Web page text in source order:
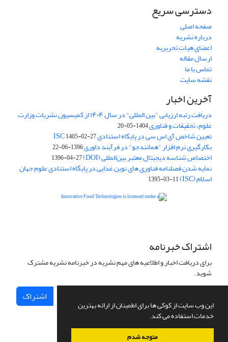
این وب سایت از کوکی ها برای اطمینان از ارائه بهترین
خدمات استفاده می کند.
متوجه شدم
دسترسی سریع
صفحه اصلی
درباره نشریه
اعضای هیات تحریریه
ارسال مقاله
تماس با ما
نقشه سایت
آخرین اخبار
دریافت رتبه ارزیابی "بین المللی" در سال ۱۴۰۴ از کمیسیون نشریات وزارت
علوم، تحقیقات و فناوری1404-05-20
تعیین شاخص آی اس سی در پایگاه استنادی ISC1405-02-27
بکارگیری نرم افزار "همانندجو" در فرآیند داوری1396-06-22
اختصاص شناسه دیجیتال معتبر بین‌المللی (DOI) 1396-04-27
نمایه شدن فصلنامه فناوری های نوین غذایی در پایگاه استنادی علوم جهان
اسلام (ISC) 1395-03-11
اشتراک خبرنامه
برای دریافت اخبار و اطلاعیه های مهم نشریه در خبرنامه نشریه مشترک
شوید.
اشتراک